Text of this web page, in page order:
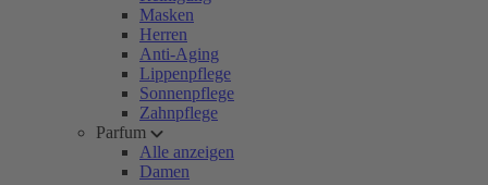
Masken
Herren
Anti-Aging
Lippenpflege
Sonnenpflege
Zahnpflege
Parfum
Alle anzeigen
Damen